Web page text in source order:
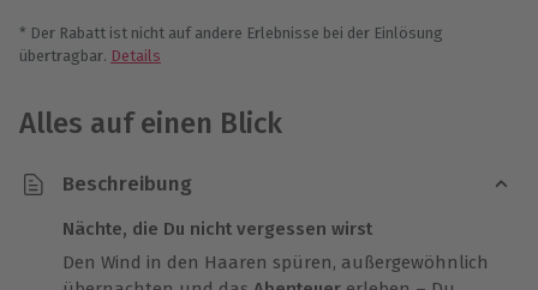
* Der Rabatt ist nicht auf andere Erlebnisse bei der Einlösung
übertragbar. Details
Alles auf einen Blick
Beschreibung
Nächte, die Du nicht vergessen wirst
Den Wind in den Haaren spüren, außergewöhnlich